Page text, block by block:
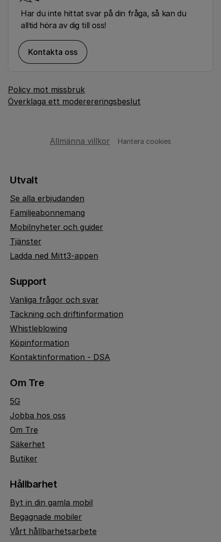
Har du inte hittat svar på din fråga, så kan du
alltid höra av dig till oss!
Kontakta oss
Policy mot missbruk
Överklaga ett moderereringsbeslut
Allmänna villkor Hantera cookies
Utvalt
Se alla erbjudanden
Familjeabonnemang
Mobilnyheter och guider
Tjänster
Ladda ned Mitt3-appen
Support
Vanliga frågor och svar
Täckning och driftinformation
Whistleblowing
Köpinformation
Kontaktinformation - DSA
Om Tre
5G
Jobba hos oss
Om Tre
Säkerhet
Butiker
Hållbarhet
Byt in din gamla mobil
Begagnade mobiler
Vårt hållbarhetsarbete